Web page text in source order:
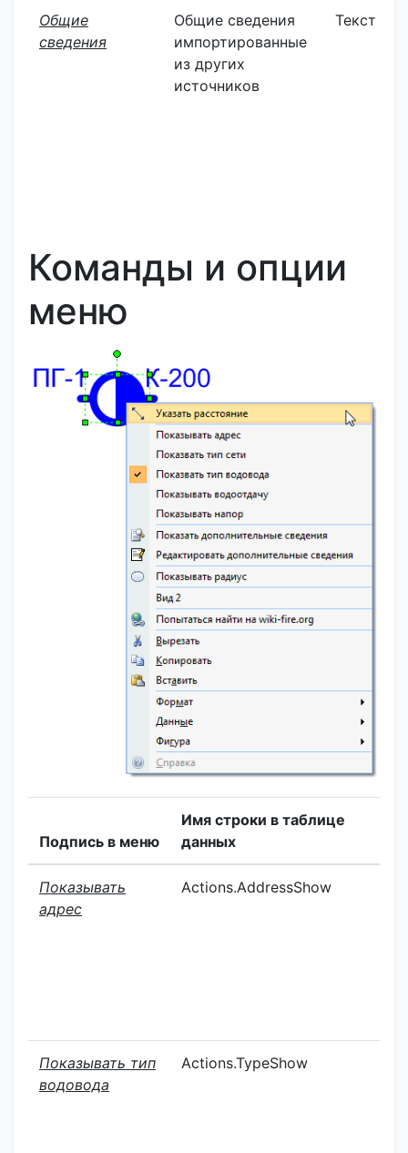
Общие
сведения
Общие сведения
импортированные
из других
источников
Текст
Команды и опции
меню
Подпись в меню
Имя строки в таблице
данных
Показывать
адрес
Actions.AddressShow
Показывать тип
водовода
Actions.TypeShow